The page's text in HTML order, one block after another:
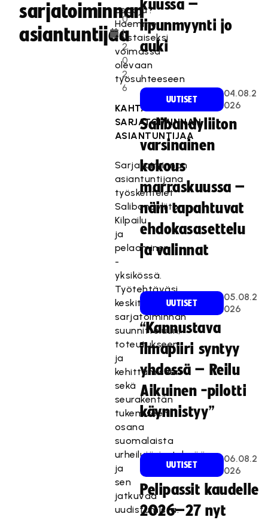
sarjatoiminnan
asiantuntijaa
.
0
1.
2
0
2
6
osaaja?
Haemme
toistaiseksi
voimassa
olevaan
työsuhteeseen
KAHTA
SARJATOIMINNAN
ASIANTUNTIJAA
Sarjatoiminnan
asiantuntijana
työskentelet
Salibandyliiton
Kilpailu
ja
pelaaminen
-
yksikössä.
Työtehtäväsi
keskittyvät
sarjatoiminnan
suunnitteluun,
toteutukseen
ja
kehittämiseen
sekä
seurakentän
tukemiseen
osana
suomalaista
urheilujärjestelmää
ja
sen
jatkuvaa
uudistumista.
kuussa –
lipunmyynti jo
auki
UUTISET
04.08.2
026
Salibandyliiton
varsinainen
kokous
marraskuussa –
näin tapahtuvat
ehdokasasettelu
ja valinnat
UUTISET
05.08.2
026
“Kannustava
ilmapiiri syntyy
yhdessä – Reilu
Aikuinen -pilotti
käynnistyy”
UUTISET
06.08.2
026
Pelipassit kaudelle
2026–27 nyt